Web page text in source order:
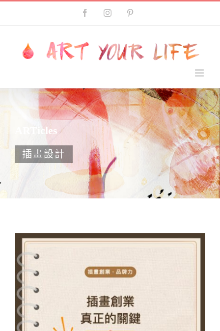
FacebookInstagram
ARTicles
插畫設計
插畫創業真正的關鍵，3步驟建立你的品牌力
ARTicle 插畫誌 Brand 品牌經營